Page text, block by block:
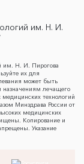
им. Н. И.
им. Н. И. Пирогова
их для
может быть
лечащего
технологий
Минздрава России от
медицинских
Копирование и
Указание